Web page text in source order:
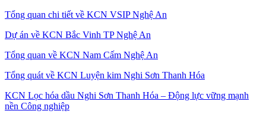
Tổng quan chi tiết về KCN VSIP Nghệ An
Dự án về KCN Bắc Vinh TP Nghệ An
Tổng quan về KCN Nam Cấm Nghệ An
Tổng quát về KCN Luyện kim Nghi Sơn Thanh Hóa
KCN Lọc hóa dầu Nghi Sơn Thanh Hóa – Động lực vững mạnh
nền Công nghiệp